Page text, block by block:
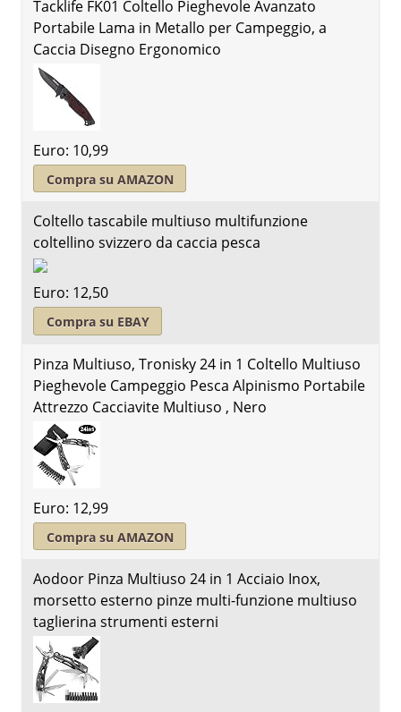
Tacklife FK01 Coltello Pieghevole Avanzato
Portabile Lama in Metallo per Campeggio, a
Caccia Disegno Ergonomico
Euro: 10,99
Compra su AMAZON
Coltello tascabile multiuso multifunzione
coltellino svizzero da caccia pesca
Euro: 12,50
Compra su EBAY
Pinza Multiuso, Tronisky 24 in 1 Coltello Multiuso
Pieghevole Campeggio Pesca Alpinismo Portabile
Attrezzo Cacciavite Multiuso , Nero
Euro: 12,99
Compra su AMAZON
Aodoor Pinza Multiuso 24 in 1 Acciaio Inox,
morsetto esterno pinze multi-funzione multiuso
taglierina strumenti esterni